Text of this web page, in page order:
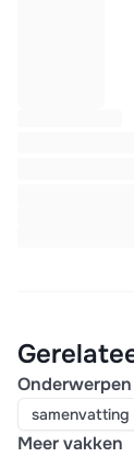
Onderwerpen
samenvatting
Meer vakken